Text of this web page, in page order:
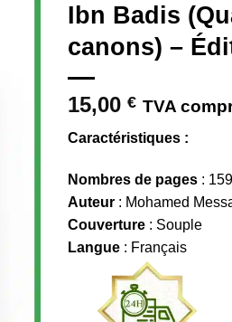
Ibn Badis
canons) –
15,00 € TVA
Caractéristiques :
Nombres de pages : 159
Auteur : Mohamed
Couverture : Souple
Langue : Français